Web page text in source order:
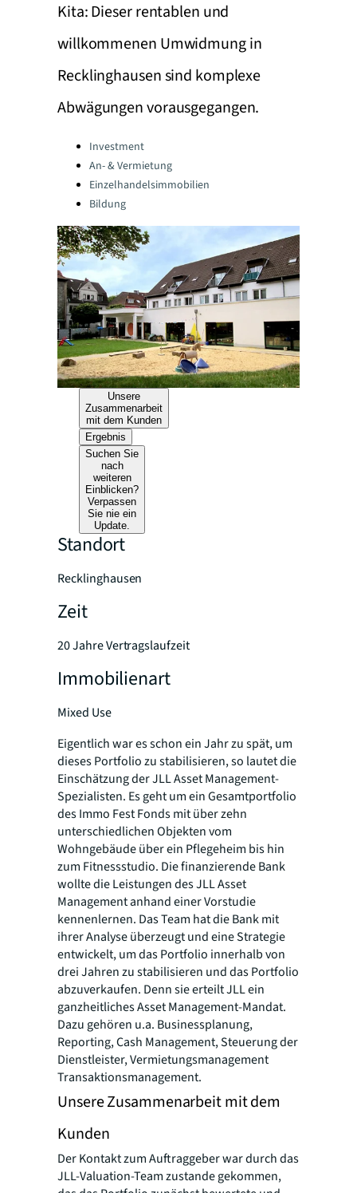
Kita: Dieser rentablen und
willkommenen Umwidmung in
Recklinghausen sind komplexe
Abwägungen vorausgegangen.
Categories:Investment
An- & Vermietung
Einzelhandelsimmobilien
Bildung
Unsere
Zusammenarbeit
mit dem Kunden
Ergebnis
Suchen Sie
nach
weiteren
Einblicken?
Verpassen
Sie nie ein
Update.
Standort
Recklinghausen
Zeit
20 Jahre Vertragslaufzeit
Immobilienart
Mixed Use
Eigentlich war es schon ein Jahr zu spät, um
dieses Portfolio zu stabilisieren, so lautet die
Einschätzung der JLL Asset Management-
Spezialisten. Es geht um ein Gesamtportfolio
des Immo Fest Fonds mit über zehn
unterschiedlichen Objekten vom
Wohngebäude über ein Pflegeheim bis hin
zum Fitnessstudio. Die finanzierende Bank
wollte die Leistungen des JLL Asset
Management anhand einer Vorstudie
kennenlernen. Das Team hat die Bank mit
ihrer Analyse überzeugt und eine Strategie
entwickelt, um das Portfolio innerhalb von
drei Jahren zu stabilisieren und das Portfolio
abzuverkaufen. Denn sie erteilt JLL ein
ganzheitliches Asset Management-Mandat.
Dazu gehören u.a. Businessplanung,
Reporting, Cash Management, Steuerung der
Dienstleister, Vermietungsmanagement
Transaktionsmanagement.
Unsere Zusammenarbeit mit dem
Kunden
Der Kontakt zum Auftraggeber war durch das
JLL-Valuation-Team zustande gekommen,